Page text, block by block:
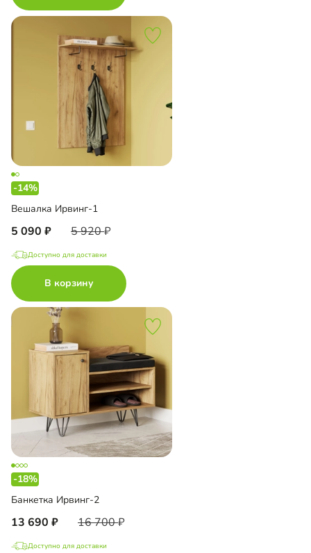
-14%
Вешалка Ирвинг-1
5 090 5 920
Доступно для доставки
В корзину
-18%
Банкетка Ирвинг-2
13 690 16 700
Доступно для доставки